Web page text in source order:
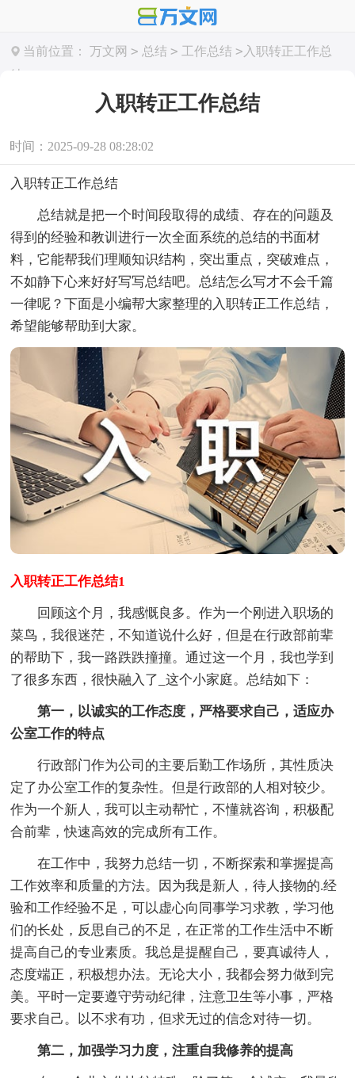
当前位置： 万文网 > 总结 > 工作总结 > 入职转正工作总
结
入职转正工作总结
时间：2025-09-28 08:28:02
入职转正工作总结
总结就是把一个时间段取得的成绩、存在的问题及
得到的经验和教训进行一次全面系统的总结的书面材
料，它能帮我们理顺知识结构，突出重点，突破难点，
不如静下心来好好写写总结吧。总结怎么写才不会千篇
一律呢？下面是小编帮大家整理的入职转正工作总结，
希望能够帮助到大家。
入职转正工作总结1
回顾这个月，我感慨良多。作为一个刚进入职场的
菜鸟，我很迷茫，不知道说什么好，但是在行政部前辈
的帮助下，我一路跌跌撞撞。通过这一个月，我也学到
了很多东西，很快融入了_这个小家庭。总结如下：
第一，以诚实的工作态度，严格要求自己，适应办
公室工作的特点
行政部门作为公司的主要后勤工作场所，其性质决
定了办公室工作的复杂性。但是行政部的人相对较少。
作为一个新人，我可以主动帮忙，不懂就咨询，积极配
合前辈，快速高效的完成所有工作。
在工作中，我努力总结一切，不断探索和掌握提高
工作效率和质量的方法。因为我是新人，待人接物的.经
验和工作经验不足，可以虚心向同事学习求教，学习他
们的长处，反思自己的不足，在正常的工作生活中不断
提高自己的专业素质。我总是提醒自己，要真诚待人，
态度端正，积极想办法。无论大小，我都会努力做到完
美。平时一定要遵守劳动纪律，注意卫生等小事，严格
要求自己。以不求有功，但求无过的信念对待一切。
第二，加强学习力度，注重自我修养的提高